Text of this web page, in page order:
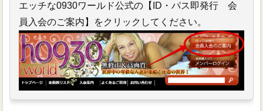
エッチな0930ワールド公式の【ID・パス即発行 会
員入会のご案内】をクリックしてください。